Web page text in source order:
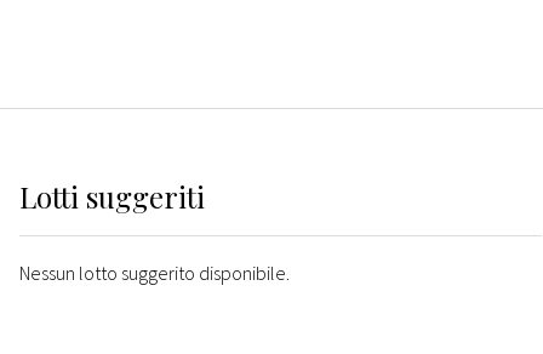
Lotti suggeriti
Nessun lotto suggerito disponibile.